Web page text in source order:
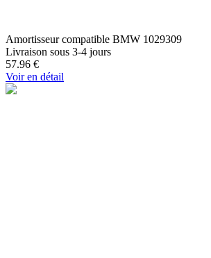
Amortisseur compatible BMW 1029309
Livraison sous 3-4 jours
57.96 €
Voir en détail